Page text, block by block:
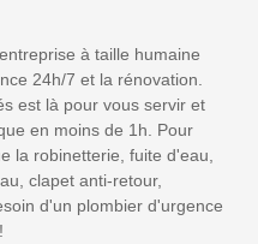
à taille humaine
24h/7 et la rénovation.
est là pour vous servir et
en moins de 1h. Pour
la robinetterie, fuite d'eau,
clapet anti-retour,
d'un plombier d'urgence